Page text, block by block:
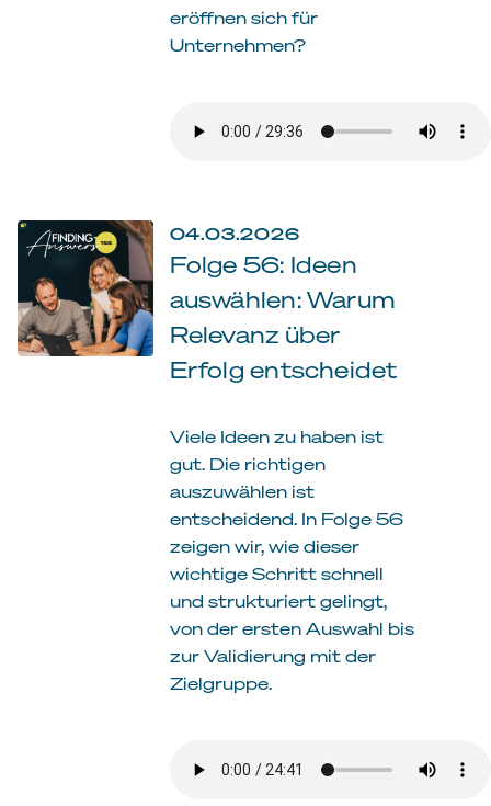
eröffnen sich für
Unternehmen?
04.03.2026
Folge 56: Ideen
auswählen: Warum
Relevanz über
Erfolg entscheidet
Viele Ideen zu haben ist
gut. Die richtigen
auszuwählen ist
entscheidend. In Folge 56
zeigen wir, wie dieser
wichtige Schritt schnell
und strukturiert gelingt,
von der ersten Auswahl bis
zur Validierung mit der
Zielgruppe.